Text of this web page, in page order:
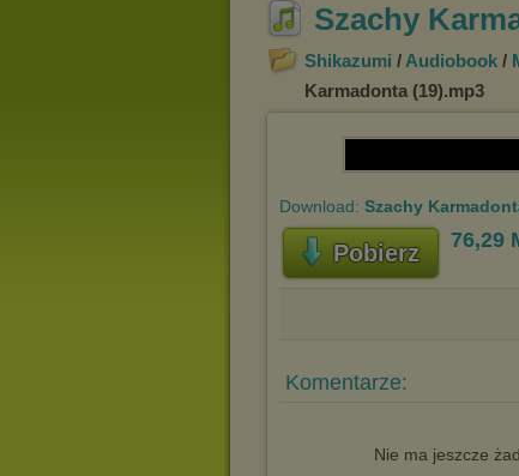
Szachy
Shikazumi / Audiobook /
Karmadonta (19).mp3
Download: Szachy
Pobierz 76,29
Komentarze:
Nie ma jeszcze